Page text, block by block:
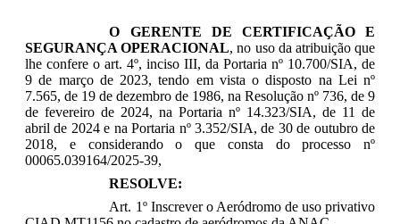
O GERENTE DE CERTIFICAÇÃO E
SEGURANÇA OPERACIONAL, no uso da atribuição que
lhe confere o art. 4º, inciso III, da Portaria nº 10.700/SIA, de
9 de março de 2023, tendo em vista o disposto na Lei nº
7.565, de 19 de dezembro de 1986, na Resolução nº 736, de 9
de fevereiro de 2024, na Portaria nº 14.323/SIA, de 11 de
abril de 2024 e na Portaria nº 3.352/SIA, de 30 de outubro de
2018, e considerando o que consta do processo nº
00065.039164/2025-39,
RESOLVE:
Art. 1º Inscrever o Aeródromo de uso privativo